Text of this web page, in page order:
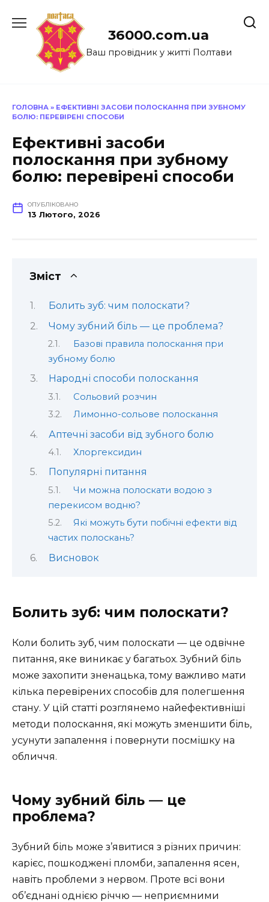
до
36000.com.ua
Ваш провідник у житті Полтави
ГОЛОВНА » ЕФЕКТИВНІ ЗАСОБИ ПОЛОСКАННЯ ПРИ ЗУБНОМУ
БОЛЮ: ПЕРЕВІРЕНІ СПОСОБИ
Ефективні засоби
полоскання при зубному
болю: перевірені способи
ОПУБЛІКОВАНО
13 Лютого, 2026
Зміст
Болить зуб: чим полоскати?
Чому зубний біль — це проблема?
Базові правила полоскання при
зубному болю
Народні способи полоскання
Сольовий розчин
Лимонно-сольове полоскання
Аптечні засоби від зубного болю
Хлоргексидин
Популярні питання
Чи можна полоскати водою з
перекисом водню?
Які можуть бути побічні ефекти від
частих полоскань?
Висновок
Болить зуб: чим полоскати?
Коли болить зуб, чим полоскати — це одвічне
питання, яке виникає у багатьох. Зубний біль
може захопити зненацька, тому важливо мати
кілька перевірених способів для полегшення
стану. У цій статті розглянемо найефективніші
методи полоскання, які можуть зменшити біль,
усунути запалення і повернути посмішку на
обличчя.
Чому зубний біль — це
проблема?
Зубний біль може з’явитися з різних причин:
карієс, пошкоджені пломби, запалення ясен,
навіть проблеми з нервом. Проте всі вони
об’єднані однією річчю — неприємними